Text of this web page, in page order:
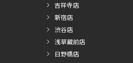
吉祥寺店
新宿店
渋谷店
浅草蔵前店
日野橋店